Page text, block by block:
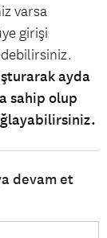
varsa
girişi
ayda
sahip olup
devam et